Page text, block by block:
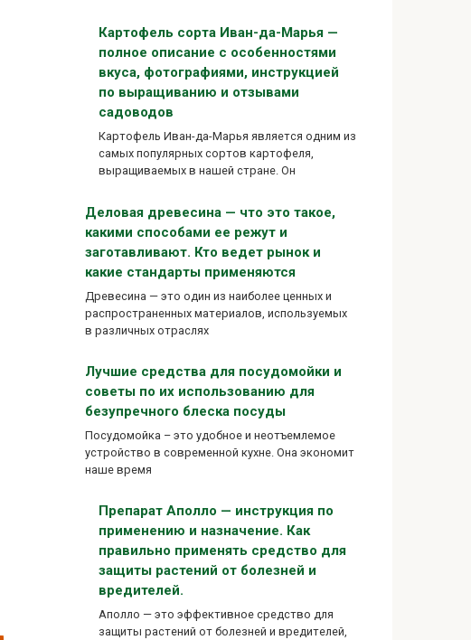
Картофель сорта Иван-да-Марья —
полное описание с особенностями
вкуса, фотографиями, инструкцией
по выращиванию и отзывами
садоводов
Картофель Иван-да-Марья является одним из
самых популярных сортов картофеля,
выращиваемых в нашей стране. Он
Деловая древесина — что это такое,
какими способами ее режут и
заготавливают. Кто ведет рынок и
какие стандарты применяются
Древесина — это один из наиболее ценных и
распространенных материалов, используемых
в различных отраслях
Лучшие средства для посудомойки и
советы по их использованию для
безупречного блеска посуды
Посудомойка – это удобное и неотъемлемое
устройство в современной кухне. Она экономит
наше время
Препарат Аполло — инструкция по
применению и назначение. Как
правильно применять средство для
защиты растений от болезней и
вредителей.
Аполло — это эффективное средство для
защиты растений от болезней и вредителей,